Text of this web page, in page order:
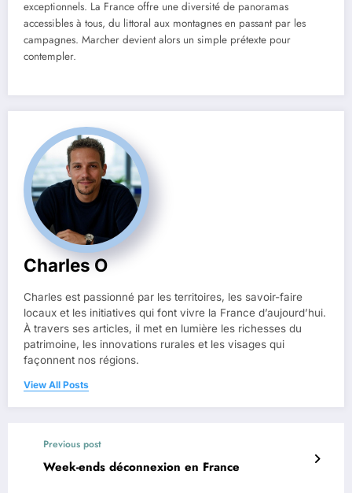
exceptionnels. La France offre une diversité de panoramas
accessibles à tous, du littoral aux montagnes en passant par les
campagnes. Marcher devient alors un simple prétexte pour
contempler.
Charles O
Charles est passionné par les territoires, les savoir-faire
locaux et les initiatives qui font vivre la France d’aujourd’hui.
À travers ses articles, il met en lumière les richesses du
patrimoine, les innovations rurales et les visages qui
façonnent nos régions.
View All Posts
Previous post
Week-ends déconnexion en France